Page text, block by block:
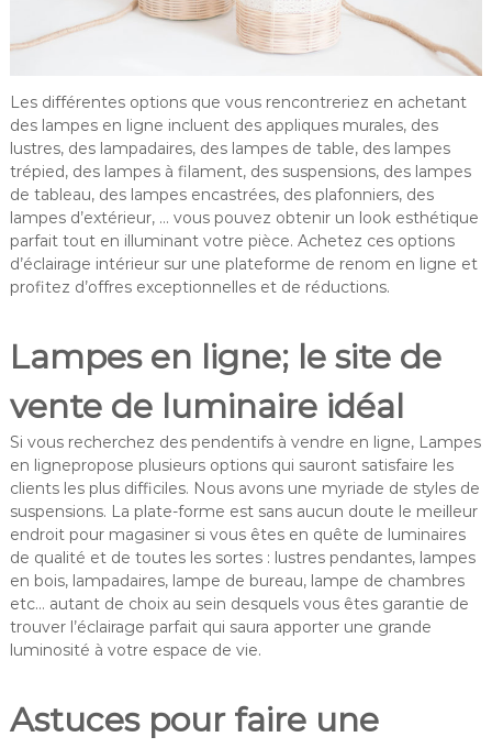
Les différentes options que vous rencontreriez en achetant
des lampes en ligne incluent des appliques murales, des
lustres, des lampadaires, des lampes de table, des lampes
trépied, des lampes à filament, des suspensions, des lampes
de tableau, des lampes encastrées, des plafonniers, des
lampes d’extérieur, … vous pouvez obtenir un look esthétique
parfait tout en illuminant votre pièce. Achetez ces options
d’éclairage intérieur sur une plateforme de renom en ligne et
profitez d’offres exceptionnelles et de réductions.
Lampes en ligne; le site de
vente de luminaire idéal
Si vous recherchez des pendentifs à vendre en ligne, Lampes
en lignepropose plusieurs options qui sauront satisfaire les
clients les plus difficiles. Nous avons une myriade de styles de
suspensions. La plate-forme est sans aucun doute le meilleur
endroit pour magasiner si vous êtes en quête de luminaires
de qualité et de toutes les sortes : lustres pendantes, lampes
en bois, lampadaires, lampe de bureau, lampe de chambres
etc… autant de choix au sein desquels vous êtes garantie de
trouver l’éclairage parfait qui saura apporter une grande
luminosité à votre espace de vie.
Astuces pour faire une